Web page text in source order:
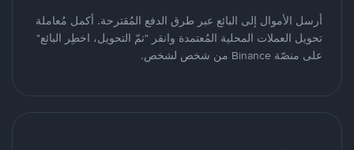
أرسل الأموال إلى البائع عبر طرق الدفع المُقترحة. أكمل مُعاملة
تحويل العملات المحلية المُعتمدة وانقر "تمّ التحويل، اخطِر البائع"
على منصّة Binance من شخص لشخص.